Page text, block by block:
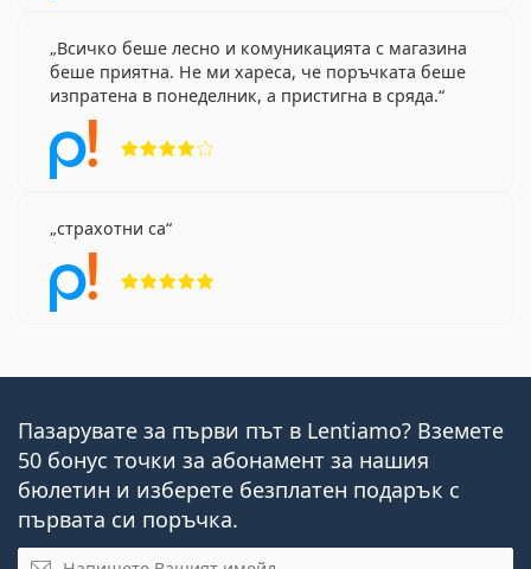
Всичко беше лесно и комуникацията с магазина
беше приятна. Не ми хареса, че поръчката беше
изпратена в понеделник, а пристигна в сряда.
страхотни са
Пазарувате за първи път в Lentiamo? Вземете
50 бонус точки за абонамент за нашия
бюлетин и изберете безплатен подарък с
първата си поръчка.
Имейл